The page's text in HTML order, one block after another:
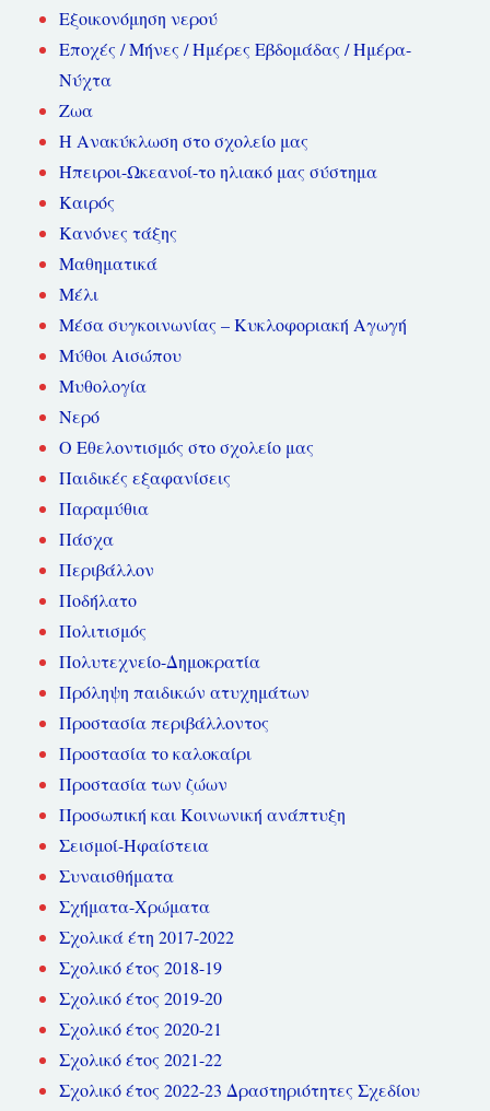
Εξοικονόμηση νερού
Εποχές / Μήνες / Ημέρες Εβδομάδας / Ημέρα-
Νύχτα
Ζωα
Η Ανακύκλωση στο σχολείο μας
Ήπειροι-Ωκεανοί-το ηλιακό μας σύστημα
Καιρός
Κανόνες τάξης
Μαθηματικά
Μέλι
Μέσα συγκοινωνίας – Κυκλοφοριακή Αγωγή
Μύθοι Αισώπου
Μυθολογία
Νερό
Ο Εθελοντισμός στο σχολείο μας
Παιδικές εξαφανίσεις
Παραμύθια
Πάσχα
Περιβάλλον
Ποδήλατο
Πολιτισμός
Πολυτεχνείο-Δημοκρατία
Πρόληψη παιδικών ατυχημάτων
Προστασία περιβάλλοντος
Προστασία το καλοκαίρι
Προστασία των ζώων
Προσωπική και Κοινωνική ανάπτυξη
Σεισμοί-Ηφαίστεια
Συναισθήματα
Σχήματα-Χρώματα
Σχολικά έτη 2017-2022
Σχολικό έτος 2018-19
Σχολικό έτος 2019-20
Σχολικό έτος 2020-21
Σχολικό έτος 2021-22
Σχολικό έτος 2022-23 Δραστηριότητες Σχεδίου